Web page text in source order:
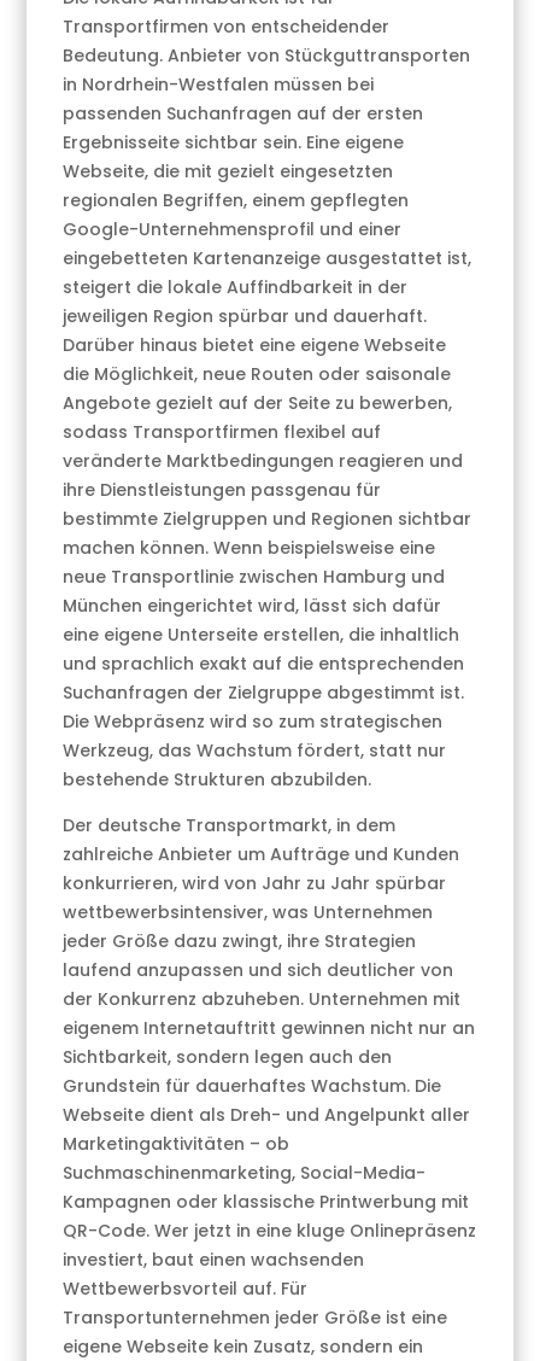
Transportfirmen von entscheidender
Bedeutung. Anbieter von Stückguttransporten
in Nordrhein-Westfalen müssen bei
passenden Suchanfragen auf der ersten
Ergebnisseite sichtbar sein. Eine eigene
Webseite, die mit gezielt eingesetzten
regionalen Begriffen, einem gepflegten
Google-Unternehmensprofil und einer
eingebetteten Kartenanzeige ausgestattet ist,
steigert die lokale Auffindbarkeit in der
jeweiligen Region spürbar und dauerhaft.
Darüber hinaus bietet eine eigene Webseite
die Möglichkeit, neue Routen oder saisonale
Angebote gezielt auf der Seite zu bewerben,
sodass Transportfirmen flexibel auf
veränderte Marktbedingungen reagieren und
ihre Dienstleistungen passgenau für
bestimmte Zielgruppen und Regionen sichtbar
machen können. Wenn beispielsweise eine
neue Transportlinie zwischen Hamburg und
München eingerichtet wird, lässt sich dafür
eine eigene Unterseite erstellen, die inhaltlich
und sprachlich exakt auf die entsprechenden
Suchanfragen der Zielgruppe abgestimmt ist.
Die Webpräsenz wird so zum strategischen
Werkzeug, das Wachstum fördert, statt nur
bestehende Strukturen abzubilden.
Der deutsche Transportmarkt, in dem
zahlreiche Anbieter um Aufträge und Kunden
konkurrieren, wird von Jahr zu Jahr spürbar
wettbewerbsintensiver, was Unternehmen
jeder Größe dazu zwingt, ihre Strategien
laufend anzupassen und sich deutlicher von
der Konkurrenz abzuheben. Unternehmen mit
eigenem Internetauftritt gewinnen nicht nur an
Sichtbarkeit, sondern legen auch den
Grundstein für dauerhaftes Wachstum. Die
Webseite dient als Dreh- und Angelpunkt aller
Marketingaktivitäten – ob
Suchmaschinenmarketing, Social-Media-
Kampagnen oder klassische Printwerbung mit
QR-Code. Wer jetzt in eine kluge Onlinepräsenz
investiert, baut einen wachsenden
Wettbewerbsvorteil auf. Für
Transportunternehmen jeder Größe ist eine
eigene Webseite kein Zusatz, sondern ein